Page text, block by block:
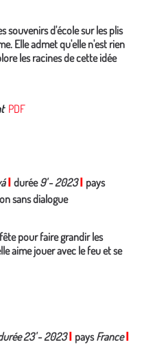
souvenirs d'école sur les plis
Elle admet qu'elle n'est rien
les racines de cette idée
PDF
durée9'-2023 pays
sans dialogue
pour faire grandir les
aime jouer avec le feu et se
23'-2023 paysFrance